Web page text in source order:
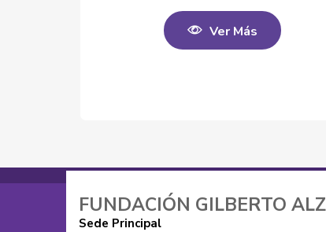
Ver Más
FUNDACIÓN GILBERTO
Sede Principal